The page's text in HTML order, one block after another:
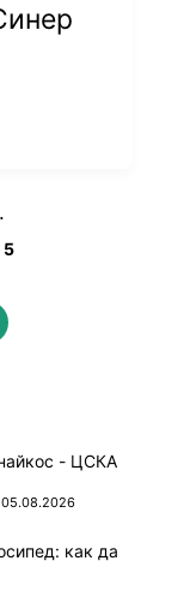
5
- ЦСКА
05.08.2026
как да